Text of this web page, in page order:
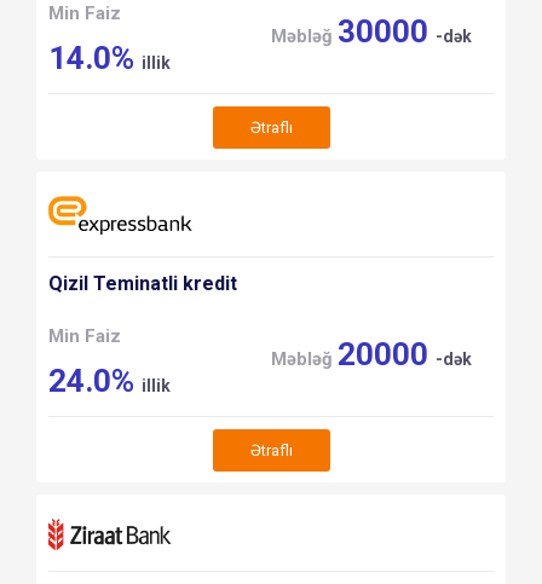
Min Faiz
14.0% illik
Məbləğ 30000 -dək
Ətraflı
Qizil Teminatli kredit
Min Faiz
24.0% illik
Məbləğ 20000 -dək
Ətraflı